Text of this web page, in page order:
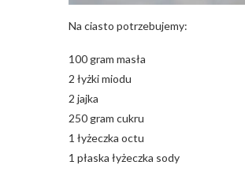
Na ciasto potrzebujemy:
100 gram masła
2 łyżki miodu
2 jajka
250 gram cukru
1 łyżeczka octu
1 płaska łyżeczka sody